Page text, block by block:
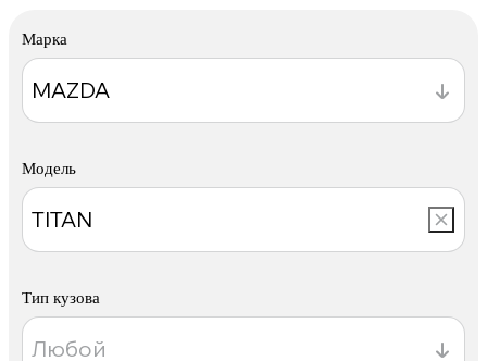
Марка
Модель
Тип кузова